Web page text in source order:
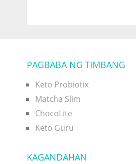
PAGBABA NG TIMBANG
Keto Probiotix
Matcha Slim
ChocoLite
Keto Guru
KAGANDAHAN